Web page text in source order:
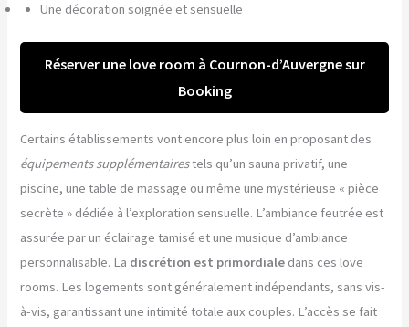
Une décoration soignée et sensuelle
Réserver une love room à Cournon-d’Auvergne sur
Booking
Certains établissements vont encore plus loin en proposant des
équipements supplémentairestels qu’un sauna privatif, une
piscine, une table de massage ou même une mystérieuse « pièce
secrète » dédiée à l’exploration sensuelle. L’ambiance feutrée est
assurée par un éclairage tamisé et une musique d’ambiance
personnalisable. La discrétion est primordiale dans ces love
rooms. Les logements sont généralement indépendants, sans vis-
à-vis, garantissant une intimité totale aux couples. L’accès se fait